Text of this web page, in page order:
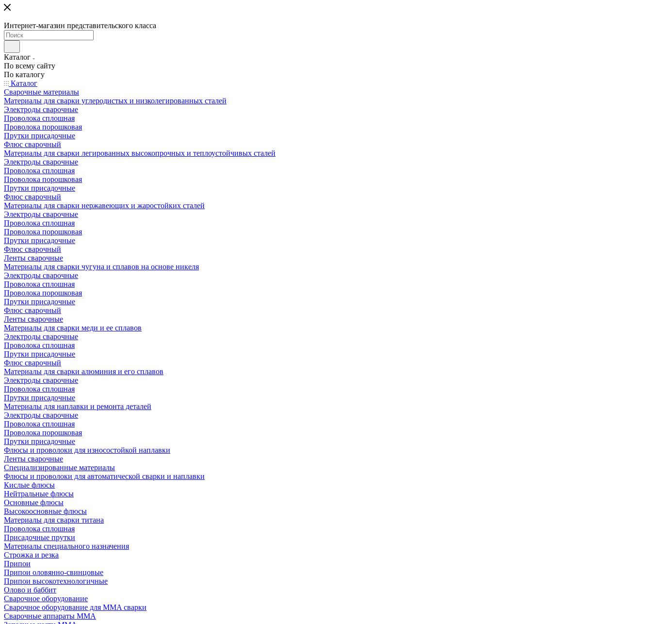
Интернет-магазин представительского класса
Каталог
По всему сайту
По каталогу
Каталог
Сварочные материалы
Материалы для сварки углеродистых и низколегированных сталей
Электроды сварочные
Проволока сплошная
Проволока порошковая
Прутки присадочные
Флюс сварочный
Материалы для сварки легированных высокопрочных и теплоустойчивых сталей
Электроды сварочные
Проволока сплошная
Проволока порошковая
Прутки присадочные
Флюс сварочный
Материалы для сварки нержавеющих и жаростойких сталей
Электроды сварочные
Проволока сплошная
Проволока порошковая
Прутки присадочные
Флюс сварочный
Ленты сварочные
Материалы для сварки чугуна и сплавов на основе никеля
Электроды сварочные
Проволока сплошная
Проволока порошковая
Прутки присадочные
Флюс сварочный
Ленты сварочные
Материалы для сварки меди и ее сплавов
Электроды сварочные
Проволока сплошная
Прутки присадочные
Флюс сварочный
Материалы для сварки алюминия и его сплавов
Электроды сварочные
Проволока сплошная
Прутки присадочные
Материалы для наплавки и ремонта деталей
Электроды сварочные
Проволока сплошная
Проволока порошковая
Прутки присадочные
Флюсы и проволоки для износостойкой наплавки
Ленты сварочные
Специализированные материалы
Флюсы и проволоки для автоматической сварки и наплавки
Кислые флюсы
Нейтральные флюсы
Основные флюсы
Высокоосновные флюсы
Материалы для сварки титана
Проволока сплошная
Присадочные прутки
Материалы специального назначения
Строжка и резка
Припои
Припои оловянно-свинцовые
Припои высокотехнологичные
Олово и баббит
Сварочное оборудование
Сварочное оборудование для MMA сварки
Сварочные аппараты MMA